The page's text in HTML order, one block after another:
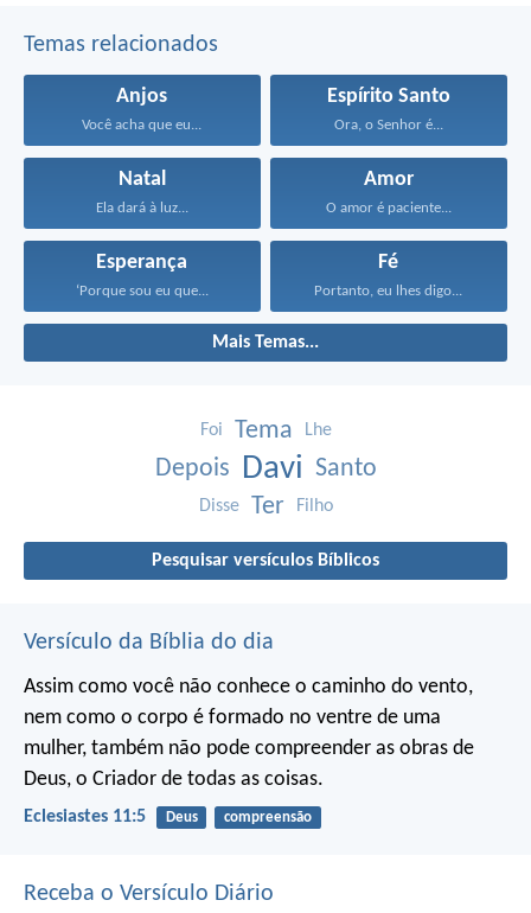
Temas relacionados
Anjos
Você acha que eu...
Espírito Santo
Ora, o Senhor é...
Natal
Ela dará à luz...
Amor
O amor é paciente...
Esperança
‘Porque sou eu que...
Fé
Portanto, eu lhes digo...
Mais Temas...
Foi Tema Lhe
Depois Davi Santo
Disse Ter Filho
Pesquisar versículos Bíblicos
Versículo da Bíblia do dia
Assim como você não conhece o caminho do vento,
nem como o corpo é formado no ventre de uma
mulher, também não pode compreender as obras de
Deus, o Criador de todas as coisas.
Eclesiastes 11:5 Deus compreensão
Receba o Versículo Diário